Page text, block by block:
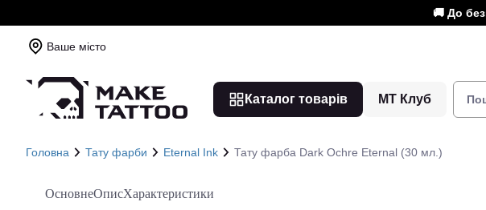
🚚 До
Ваше місто
Каталог товарів МТ Клуб
Головна Тату фарби Eternal Ink Тату фарба Dark Ochre Eternal (30 мл.)
ОсновнеОписХарактеристики